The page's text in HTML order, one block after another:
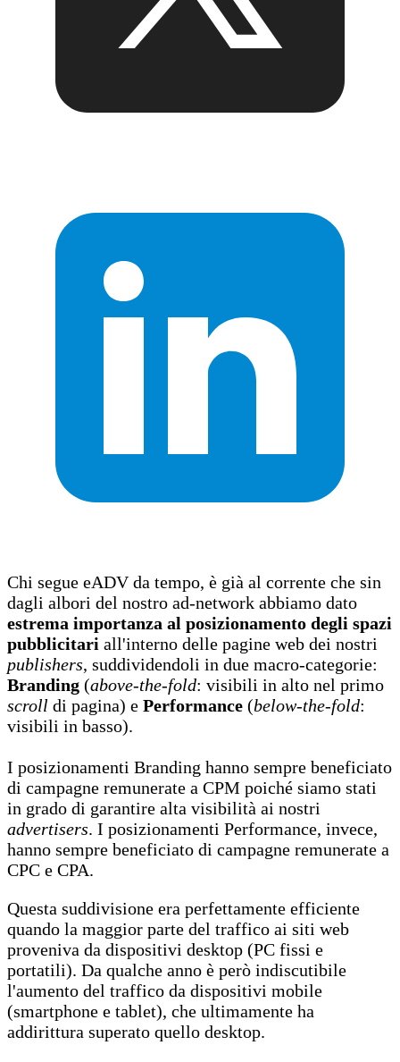
Chi segue eADV da tempo, è già al corrente che sin
dagli albori del nostro ad-network abbiamo dato
estrema importanza al posizionamento degli spazi
pubblicitari all'interno delle pagine web dei nostri
publishers, suddividendoli in due macro-categorie:
Branding (above-the-fold: visibili in alto nel primo
scroll di pagina) e Performance (below-the-fold:
visibili in basso).
I posizionamenti Branding hanno sempre beneficiato
di campagne remunerate a CPM poiché siamo stati
in grado di garantire alta visibilità ai nostri
advertisers. I posizionamenti Performance, invece,
hanno sempre beneficiato di campagne remunerate a
CPC e CPA.
Questa suddivisione era perfettamente efficiente
quando la maggior parte del traffico ai siti web
proveniva da dispositivi desktop (PC fissi e
portatili). Da qualche anno è però indiscutibile
l'aumento del traffico da dispositivi mobile
(smartphone e tablet), che ultimamente ha
addirittura superato quello desktop.